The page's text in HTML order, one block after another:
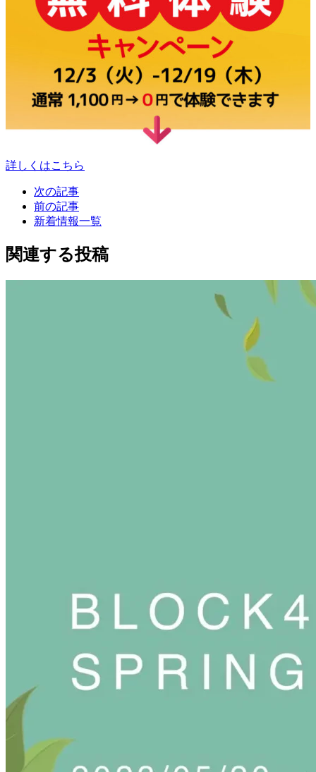
詳しくはこちら
次の記事
前の記事
新着情報一覧
関連する投稿